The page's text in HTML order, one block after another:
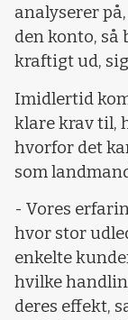
analyserer
den konto,
kraftigt ud,
Imidlertid
klare krav til,
hvorfor det
som
- Vores
hvor stor
enkelte
hvilke
deres effekt,